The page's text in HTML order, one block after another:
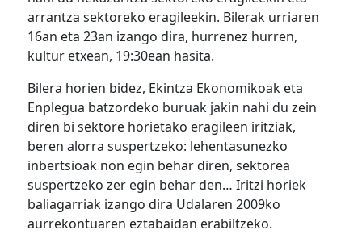
arrantza sektoreko eragileekin. Bilerak urriaren
16an eta 23an izango dira, hurrenez hurren,
kultur etxean, 19:30ean hasita.
Bilera horien bidez, Ekintza Ekonomikoak eta
Enplegua batzordeko buruak jakin nahi du zein
diren bi sektore horietako eragileen iritziak,
beren alorra suspertzeko: lehentasunezko
inbertsioak non egin behar diren, sektorea
suspertzeko zer egin behar den… Iritzi horiek
baliagarriak izango dira Udalaren 2009ko
aurrekontuaren eztabaidan erabiltzeko.